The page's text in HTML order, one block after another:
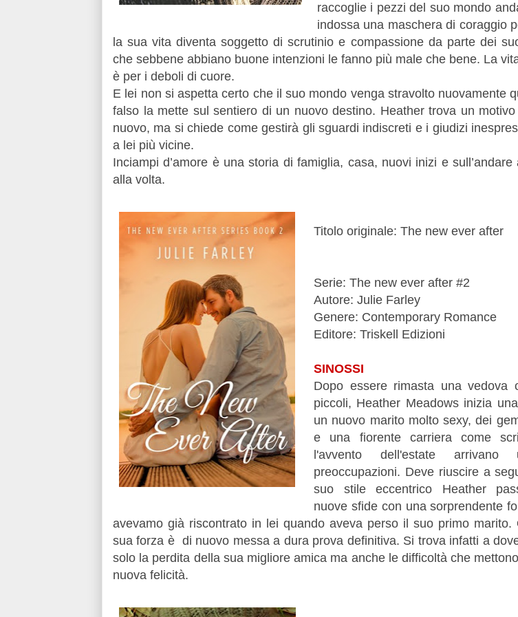
raccoglie i pezzi del suo mondo
indossa una maschera di coraggio
la sua vita diventa soggetto di scrutinio e compassione da parte dei
che sebbene abbiano buone intenzioni le fanno più male che bene. La
è per i deboli di cuore.
E lei non si aspetta certo che il suo mondo venga stravolto nuovamente
falso la mette sul sentiero di un nuovo destino. Heather trova un
nuovo, ma si chiede come gestirà gli sguardi indiscreti e i giudizi
a lei più vicine.
Inciampi d’amore è una storia di famiglia, casa, nuovi inizi e
alla volta.
Titolo originale: The new ever after
Serie: The new ever after #2
Autore: Julie Farley
Genere: Contemporary Romance
Editore: Triskell Edizioni
SINOSSI
Dopo essere rimasta una vedova
piccoli, Heather Meadows inizia
un nuovo marito molto sexy, dei
e una fiorente carriera come
l'avvento dell'estate
preoccupazioni. Deve riuscire a
suo stile eccentrico Heather
nuove sfide con una sorprendente
avevamo già riscontrato in lei quando aveva perso il suo primo marito.
sua forza è di nuovo messa a dura prova definitiva. Si trova infatti a
solo la perdita della sua migliore amica ma anche le difficoltà che
nuova felicità.